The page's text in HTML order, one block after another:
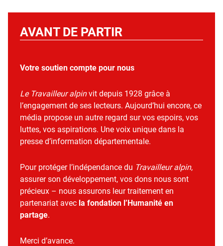
AVANT DE PARTIR
Votre soutien compte pour nous
Le Travailleur alpinvit depuis 1928 grâce à
l’engagement de ses lecteurs. Aujourd’hui encore, ce
média propose un autre regard sur vos espoirs, vos
luttes, vos aspirations. Une voix unique dans la
presse d’information départementale.
Pour protéger l’indépendance du Travailleur alpin,
assurer son développement, vos dons nous sont
précieux – nous assurons leur traitement en
partenariat avec la fondation l’Humanité en
partage.
Merci d’avance.